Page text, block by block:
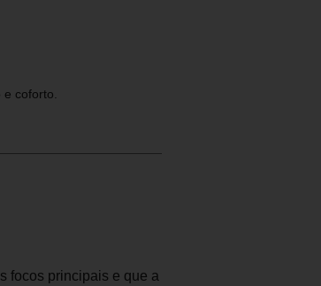
e coforto.
focos principais e que a